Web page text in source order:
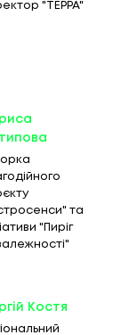
" ТЕРРА"
та
"Пиріг
Костя